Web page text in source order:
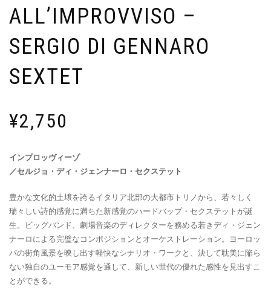
ALL’IMPROVVISO –
SERGIO DI GENNARO
SEXTET
¥2,750
インプロッヴィーゾ
／セルジョ・ディ・ジェンナーロ・セクステット
豊かな文化的土壌を誇るイタリア北部の大都市トリノから、若々しく
瑞々しい詩的感覚に満ちた新感覚のハードバップ・セクステットが誕
生。ビッグバンド、劇場音楽のディレクターを務める若きディ・ジェン
ナーロによる完璧なコンポジションとオーケストレーション。ヨーロッ
パの街角風景を映し出す軽快なシナリオ・ワークと、決して耽美に陥ら
ない独自のユーモア感覚を通して、新しい世代の優れた感性を見出すこ
とができる。